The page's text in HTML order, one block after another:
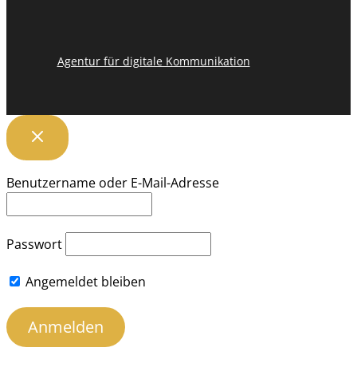
Agentur für digitale Kommunikation
Benutzername oder E-Mail-Adresse
Passwort
Angemeldet bleiben